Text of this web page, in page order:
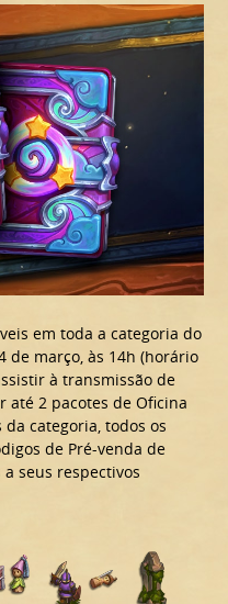
em toda a categoria do
de março, às 14h (horário
à transmissão de
até 2 pacotes de Oficina
categoria, todos os
de Pré-venda de
seus respectivos